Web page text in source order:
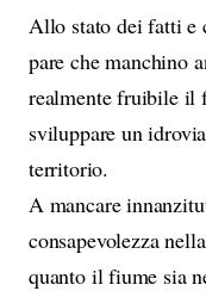
Allo stato dei fatti e
pare che manchino
realmente fruibile il
sviluppare un
territorio.
A mancare
consapevolezza
quanto il fiume sia